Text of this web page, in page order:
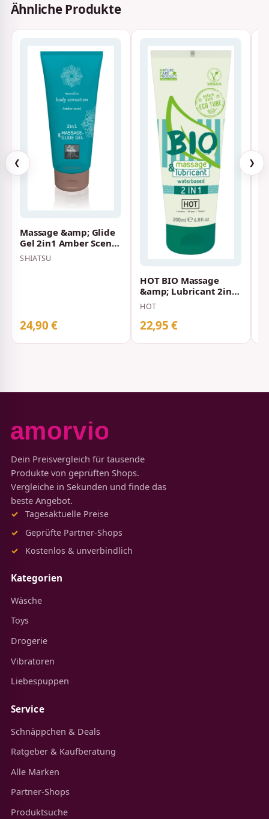
Ähnliche Produkte
❮
Massage &amp; Glide
Gel 2in1 Amber Scent
200 ml
SHIATSU
24,90 €
HOT BIO Massage
&amp; Lubricant 2in1
Waterbased 200 ml
HOT
22,95 €
❯
Dein Preisvergleich für tausende
Produkte von geprüften Shops.
Vergleiche in Sekunden und finde das
beste Angebot.
Tagesaktuelle Preise
Geprüfte Partner-Shops
Kostenlos & unverbindlich
Kategorien
Wäsche
Toys
Drogerie
Vibratoren
Liebespuppen
Service
Schnäppchen & Deals
Ratgeber & Kaufberatung
Alle Marken
Partner-Shops
Produktsuche